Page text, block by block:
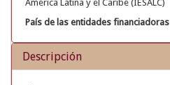
América Latina y el Caribe (IESALC)
País de las entidades financiadoras
Descripción